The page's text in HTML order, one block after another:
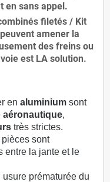
en sans appel.
filetés / Kit
amener la
des freins ou
est LA solution.
en aluminium sont
aéronautique,
très strictes.
sont
entre la jante et le
usure prématurée du